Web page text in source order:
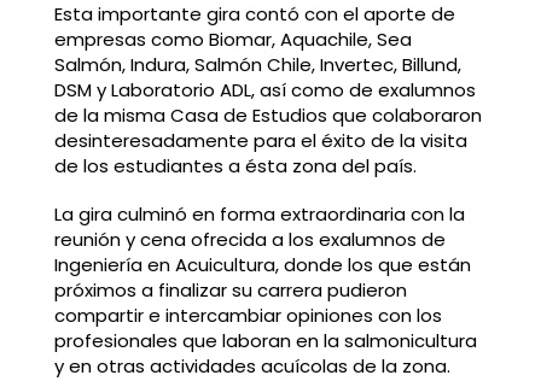
Esta importante gira contó con el aporte de
empresas como Biomar, Aquachile, Sea
Salmón, Indura, Salmón Chile, Invertec, Billund,
DSM y Laboratorio ADL, así como de exalumnos
de la misma Casa de Estudios que colaboraron
desinteresadamente para el éxito de la visita
de los estudiantes a ésta zona del país.
La gira culminó en forma extraordinaria con la
reunión y cena ofrecida a los exalumnos de
Ingeniería en Acuicultura, donde los que están
próximos a finalizar su carrera pudieron
compartir e intercambiar opiniones con los
profesionales que laboran en la salmonicultura
y en otras actividades acuícolas de la zona.